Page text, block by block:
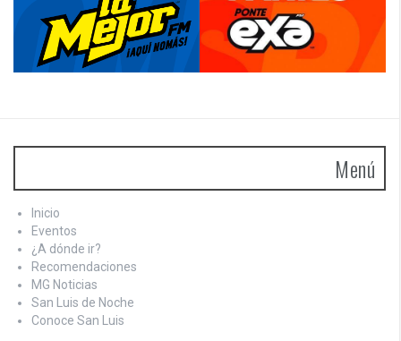
Menú
Inicio
Eventos
¿A dónde ir?
Recomendaciones
MG Noticias
San Luis de Noche
Conoce San Luis